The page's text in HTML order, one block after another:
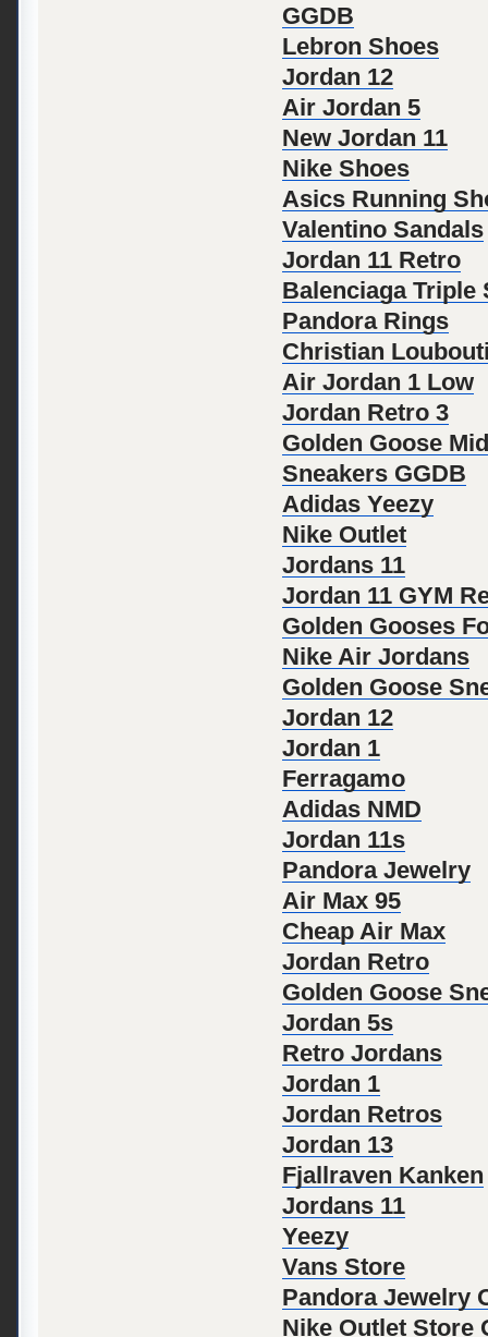
GGDB
Lebron Shoes
Jordan 12
Air Jordan 5
New Jordan 11
Nike Shoes
Asics Running
Valentino Sandals
Jordan 11 Retro
Balenciaga Triple
Pandora Rings
Christian
Air Jordan 1 Low
Jordan Retro 3
Golden Goose
Sneakers GGDB
Adidas Yeezy
Nike Outlet
Jordans 11
Jordan 11 GYM
Golden Gooses
Nike Air Jordans
Golden Goose
Jordan 12
Jordan 1
Ferragamo
Adidas NMD
Jordan 11s
Pandora Jewelry
Air Max 95
Cheap Air Max
Jordan Retro
Golden Goose
Jordan 5s
Retro Jordans
Jordan 1
Jordan Retros
Jordan 13
Fjallraven Kanken
Jordans 11
Yeezy
Vans Store
Pandora Jewelry
Nike Outlet Store